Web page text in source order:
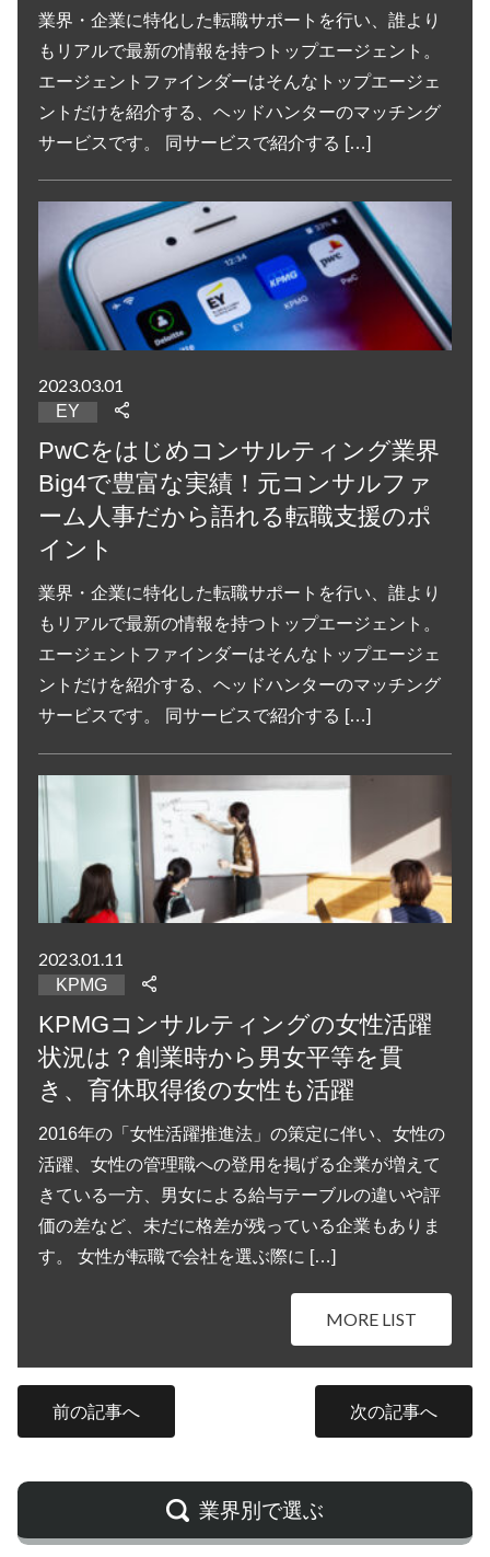
業界・企業に特化した転職サポートを行い、誰より
もリアルで最新の情報を持つトップエージェント。
エージェントファインダーはそんなトップエージェ
ントだけを紹介する、ヘッドハンターのマッチング
サービスです。 同サービスで紹介する […]
2023.03.01
EY
PwCをはじめコンサルティング業界
Big4で豊富な実績！元コンサルファ
ーム人事だから語れる転職支援のポ
イント
業界・企業に特化した転職サポートを行い、誰より
もリアルで最新の情報を持つトップエージェント。
エージェントファインダーはそんなトップエージェ
ントだけを紹介する、ヘッドハンターのマッチング
サービスです。 同サービスで紹介する […]
2023.01.11
KPMG
KPMGコンサルティングの女性活躍
状況は？創業時から男女平等を貫
き、育休取得後の女性も活躍
2016年の「女性活躍推進法」の策定に伴い、女性の
活躍、女性の管理職への登用を掲げる企業が増えて
きている一方、男女による給与テーブルの違いや評
価の差など、未だに格差が残っている企業もありま
す。 女性が転職で会社を選ぶ際に […]
MORE LIST
前の記事へ 次の記事へ
業界別で選ぶ